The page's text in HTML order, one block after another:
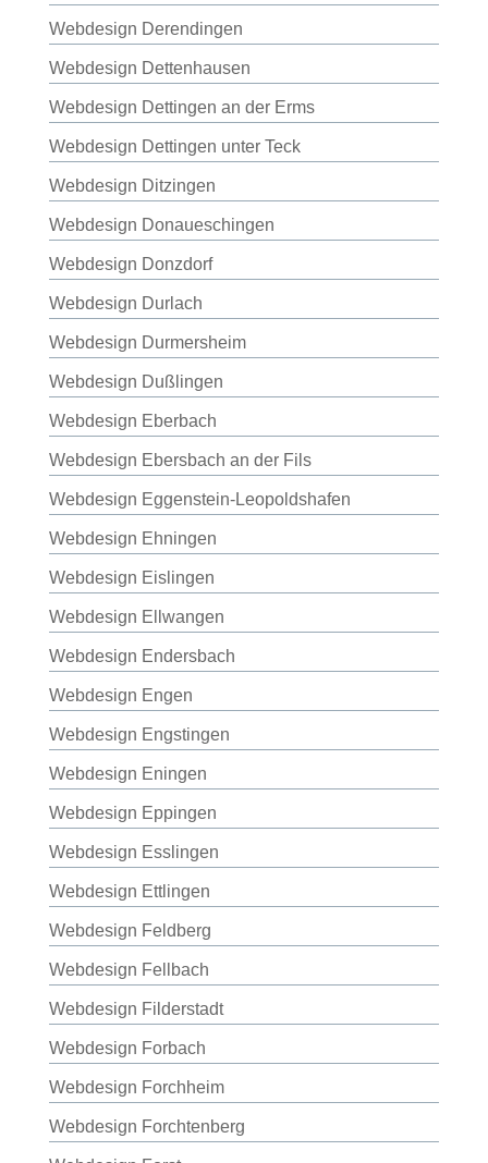
Webdesign Derendingen
Webdesign Dettenhausen
Webdesign Dettingen an der Erms
Webdesign Dettingen unter Teck
Webdesign Ditzingen
Webdesign Donaueschingen
Webdesign Donzdorf
Webdesign Durlach
Webdesign Durmersheim
Webdesign Dußlingen
Webdesign Eberbach
Webdesign Ebersbach an der Fils
Webdesign Eggenstein-Leopoldshafen
Webdesign Ehningen
Webdesign Eislingen
Webdesign Ellwangen
Webdesign Endersbach
Webdesign Engen
Webdesign Engstingen
Webdesign Eningen
Webdesign Eppingen
Webdesign Esslingen
Webdesign Ettlingen
Webdesign Feldberg
Webdesign Fellbach
Webdesign Filderstadt
Webdesign Forbach
Webdesign Forchheim
Webdesign Forchtenberg